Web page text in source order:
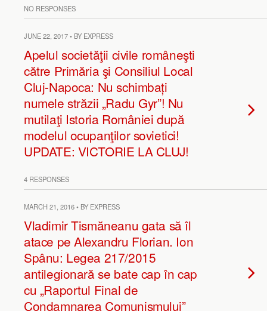
NO RESPONSES
JUNE 22, 2017 • BY EXPRESS
Apelul societăţii civile româneşti
către Primăria şi Consiliul Local
Cluj-Napoca: Nu schimbați
numele străzii „Radu Gyr”! Nu
mutilaţi Istoria României după
modelul ocupanţilor sovietici!
UPDATE: VICTORIE LA CLUJ!
4 RESPONSES
MARCH 21, 2016 • BY EXPRESS
Vladimir Tismăneanu gata să îl
atace pe Alexandru Florian. Ion
Spânu: Legea 217/2015
antilegionară se bate cap în cap
cu „Raportul Final de
Condamnarea Comunismului”